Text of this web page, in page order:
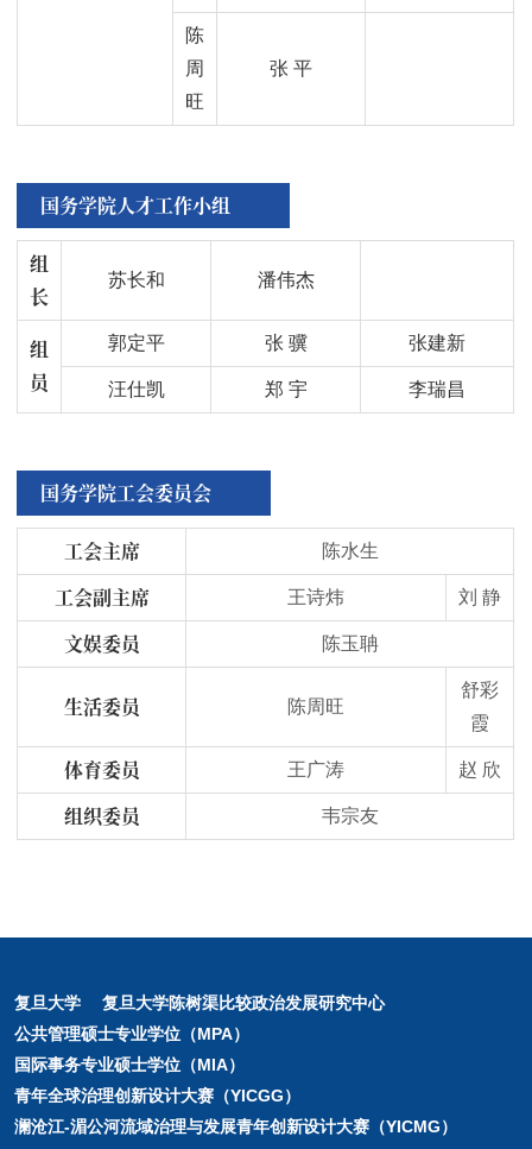
陈
周
旺
张 平
国务学院人才工作小组
组
长
苏长和 潘伟杰
组
员
郭定平 张 骥 张建新
汪仕凯 郑 宇 李瑞昌
国务学院工会委员会
工会主席 陈水生
工会副主席 王诗炜 刘 静
文娱委员 陈玉聃
生活委员 陈周旺
舒彩
霞
体育委员 王广涛 赵 欣
组织委员 韦宗友
复旦大学
复旦大学陈树渠比较政治发展研究中心
公共管理硕士专业学位（MPA）
国际事务专业硕士学位（MIA）
青年全球治理创新设计大赛（YICGG）
澜沧江-湄公河流域治理与发展青年创新设计大赛（YICMG）